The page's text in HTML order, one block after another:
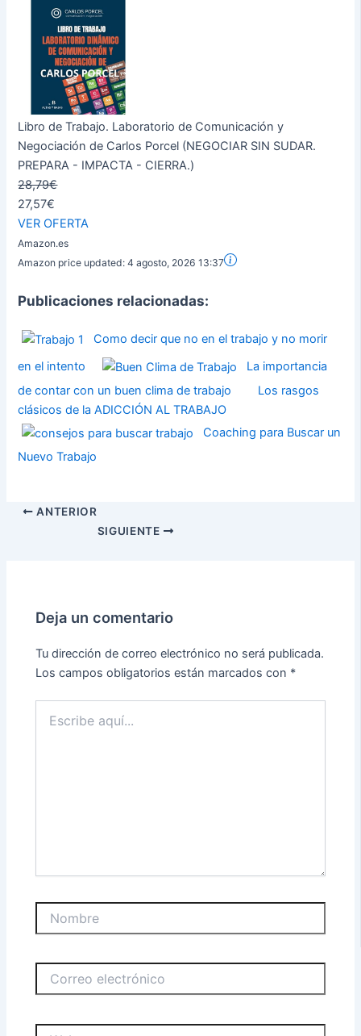
Libro de Trabajo. Laboratorio de Comunicación y
Negociación de Carlos Porcel (NEGOCIAR SIN SUDAR.
PREPARA - IMPACTA - CIERRA.)
28,79€
27,57€
VER OFERTA
Amazon.es
Amazon price updated:4 agosto, 2026 13:37
Publicaciones relacionadas:
Como decir que no en el trabajo y no morir
en el intento
La importancia
de contar con un buen clima de trabajo
Los rasgos
clásicos de la ADICCIÓN AL TRABAJO
Coaching para Buscar un
Nuevo Trabajo
ANTERIOR
SIGUIENTE
Deja un comentario
Tu dirección de correo electrónico no será publicada.
Los campos obligatorios están marcados con *
aquí...
electrónico